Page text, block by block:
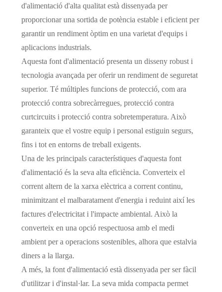
d'alimentació d'alta qualitat està dissenyada per
proporcionar una sortida de potència estable i eficient per
garantir un rendiment òptim en una varietat d'equips i
aplicacions industrials.
Aquesta font d'alimentació presenta un disseny robust i
tecnologia avançada per oferir un rendiment de seguretat
superior. Té múltiples funcions de protecció, com ara
protecció contra sobrecàrregues, protecció contra
curtcircuits i protecció contra sobretemperatura. Això
garanteix que el vostre equip i personal estiguin segurs,
fins i tot en entorns de treball exigents.
Una de les principals característiques d'aquesta font
d'alimentació és la seva alta eficiència. Converteix el
corrent altern de la xarxa elèctrica a corrent continu,
minimitzant el malbaratament d'energia i reduint així les
factures d'electricitat i l'impacte ambiental. Això la
converteix en una opció respectuosa amb el medi
ambient per a operacions sostenibles, alhora que estalvia
diners a la llarga.
A més, la font d'alimentació està dissenyada per ser fàcil
d'utilitzar i d'instal·lar. La seva mida compacta permet